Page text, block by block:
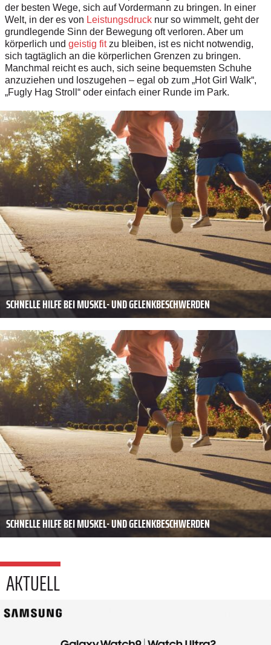
der besten Wege, sich auf Vordermann zu bringen. In einer
Welt, in der es von Leistungsdruck nur so wimmelt, geht der
grundlegende Sinn der Bewegung oft verloren. Aber um
körperlich und geistig fitzu bleiben, ist es nicht notwendig,
sich tagtäglich an die körperlichen Grenzen zu bringen.
Manchmal reicht es auch, sich seine bequemsten Schuhe
anzuziehen und loszugehen – egal ob zum „Hot Girl Walk“,
„Fugly Hag Stroll“ oder einfach einer Runde im Park.
SCHNELLE HILFE BEI MUSKEL- UND GELENKBESCHWERDEN
SCHNELLE HILFE BEI MUSKEL- UND GELENKBESCHWERDEN
AKTUELL